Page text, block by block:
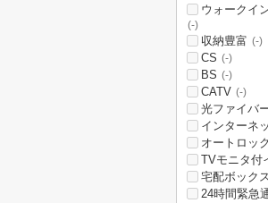
ウォークイ
(-)
収納豊富 (-)
CS (-)
BS (-)
CATV (-)
光ファイバ
インターネ
オートロック
TVモニタ付
宅配ボック
24時間緊急